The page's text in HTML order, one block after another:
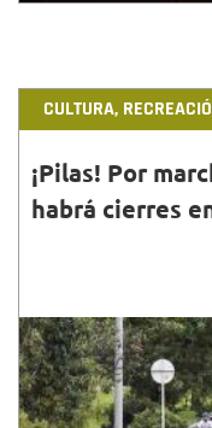
CULTURA,
¡Pilas! Por
habrá cierres
30•ABR•2022
El IDRD informa a
tramos de la